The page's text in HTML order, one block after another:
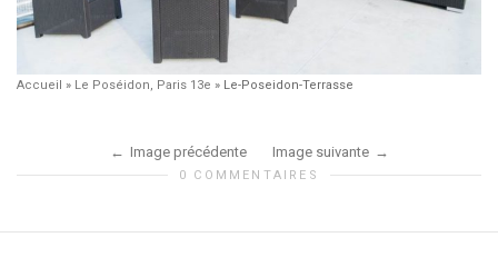
Accueil » Le Poséidon, Paris 13e » Le-Poseidon-Terrasse
Image précédente Image suivante
0 COMMENTAIRES